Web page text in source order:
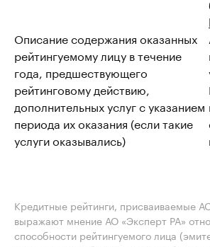
Описание содержания оказанных
рейтингуемому лицу в течение
года, предшествующего
рейтинговому действию,
дополнительных услуг с указанием
периода их оказания (если такие
услуги оказывались)
Кредитные рейтинги, присваиваемые
выражают мнение АО «Эксперт РА»
способности рейтингуемого лица